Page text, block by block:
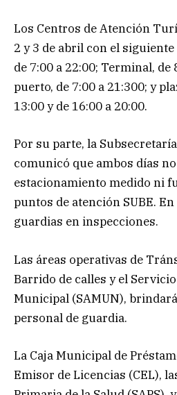
Los Centros de Atención
2 y 3 de abril con el siguiente
de 7:00 a 22:00; Terminal, de
puerto, de 7:00 a 21:300; y
13:00 y de 16:00 a 20:00.
Por su parte, la
comunicó que ambos días
estacionamiento medido ni
puntos de atención SUBE.
guardias en inspecciones.
Las áreas operativas de
Barrido de calles y el
Municipal (SAMUN),
personal de guardia.
La Caja Municipal de
Emisor de Licencias (CEL),